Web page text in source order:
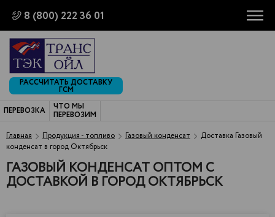
8 (800) 222 36 01
РАССЧИТАТЬ ДОСТАВКУ
ГСМ
ПЕРЕВОЗКА
ЧТО МЫ
ПЕРЕВОЗИМ
Главная
Продукция - топливо Газовый конденсат
Доставка Газовый
конденсат в город Октябрьск
ГАЗОВЫЙ КОНДЕНСАТ ОПТОМ С
ДОСТАВКОЙ В ГОРОД ОКТЯБРЬСК